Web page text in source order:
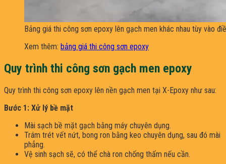
Bảng giá thi công sơn epoxy lên gạch men khác nhau tùy vào
Xem thêm: bảng giá thi công sơn epoxy
Quy trình thi công sơn gạch men epoxy
Quy trình thi công sơn epoxy lên nền gạch men tại X-Epoxy như sau:
Bước 1: Xử lý bề mặt
Mài sạch bề mặt gạch bằng máy chuyên dụng.
Trám trét vết nứt, bong ron bằng keo chuyên dụng, sau đó mài
phẳng.
Vệ sinh sạch sẽ, có thể chà ron chống thấm nếu cần.